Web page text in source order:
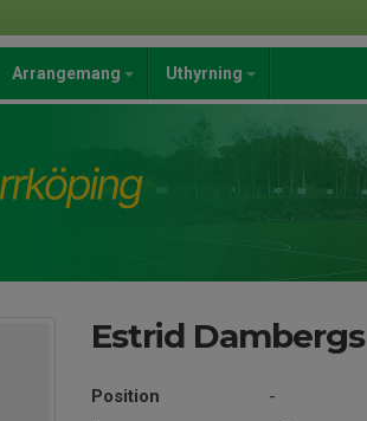
Arrangemang Uthyrning
Estrid Dambergs
Position
-